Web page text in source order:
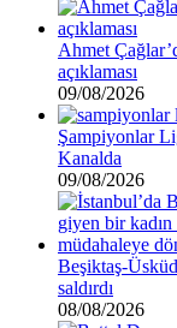
Ahmet
açıklaması
09/08/2026
Şampiyonlar
Kanalda
09/08/2026
Beşiktaş-
saldırdı
08/08/2026